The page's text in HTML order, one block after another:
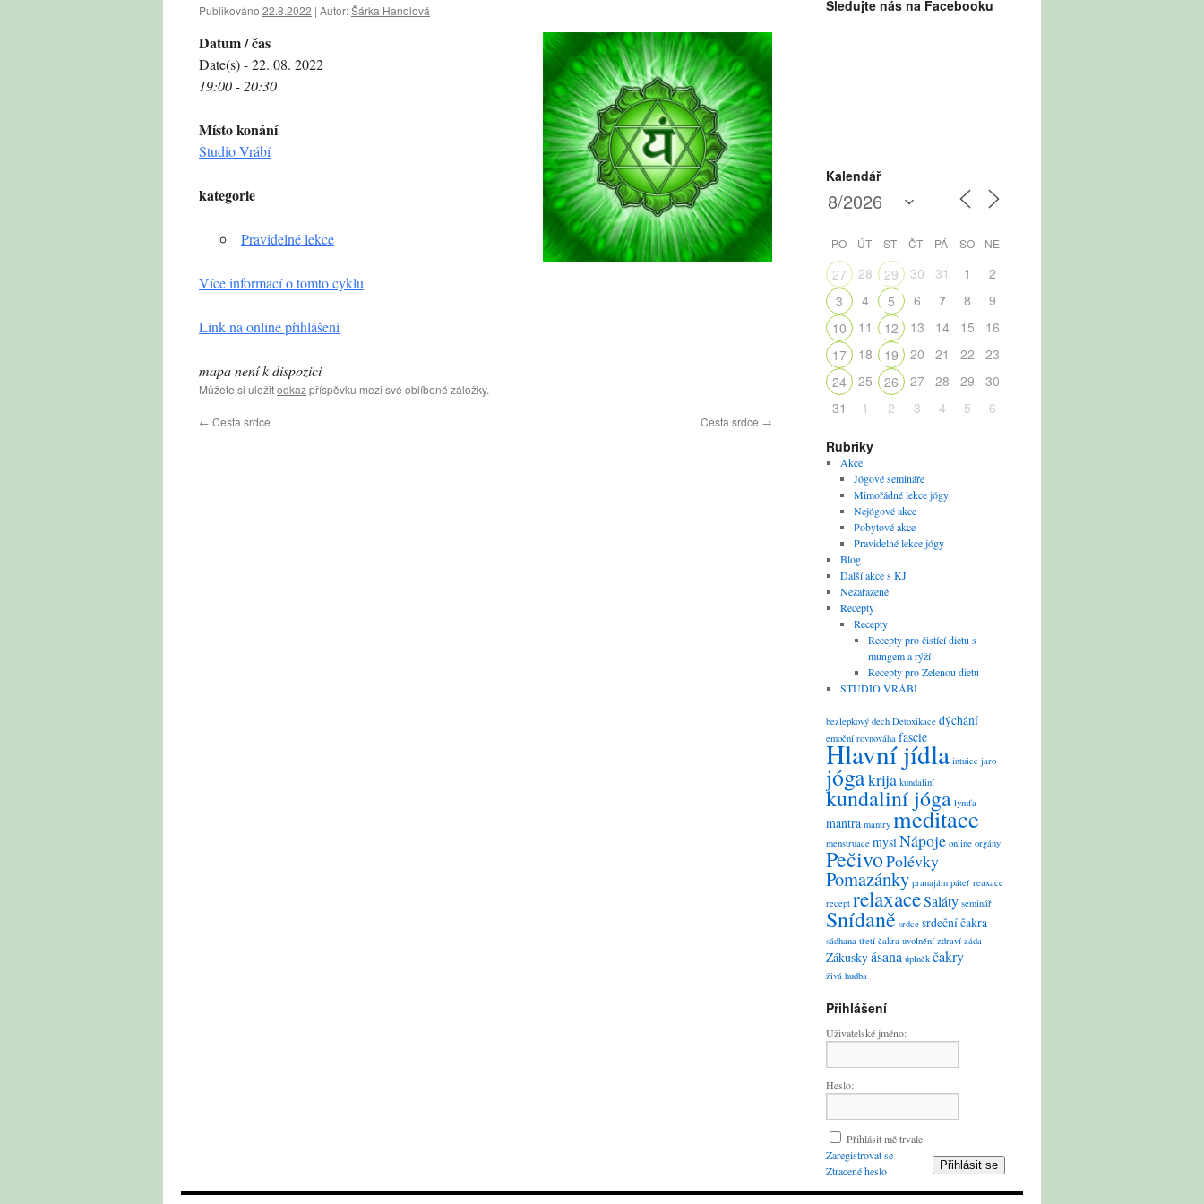
Publikováno 22.8.2022 | Autor:Šárka Handlová
Datum / čas
Date(s) - 22. 08. 2022
19:00 - 20:30
Místo konání
Studio Vrábí
kategorie
Pravidelné lekce
Více informací o tomto cyklu
Link na online přihlášení
mapa není k dispozici
Můžete si uložitodkazpříspěvku mezi své oblíbené záložky.
← Cesta srdce Cesta srdce →
Sledujte nás na Facebooku
Kalendář
PO ÚT ST ČT PÁ SO NE
27 28 29 30 31 1
2
3
4 5 6 7 8
9
10
11 12 13 14 15
16
17
18 19 20 21 22
23
24
25 26 27 28 29
30
31
1 2 3 4 5 6
Rubriky
Akce
Jógové semináře
Mimořádné lekce jógy
Nejógové akce
Pobytové akce
Pravidelné lekce jógy
Blog
Další akce s KJ
Nezařazené
Recepty
Recepty
Recepty pro čistící dietu s
mungem a rýží
Recepty pro Zelenou dietu
STUDIO VRÁBÍ
bezlepkový dech Detoxikace dýchání
emoční rovnováha fascie
Hlavní jídla intuice jaro
jógakrija kundaliní
kundaliní jóga lymfa
mantra mantry meditace
menstruace myslNápoje online orgány
PečivoPolévky
Pomazánky pranajám páteř reaxace
recept relaxaceSaláty seminář
Snídaně srdce srdeční čakra
sádhana třetí čakra uvolnění zdraví záda
Zákuskyásana úplněk čakry
živá hudba
Přihlášení
Uživatelské jméno:
Heslo:
Přihlásit mě trvale
Přihlásit se
Zaregistrovat se
Ztracené heslo